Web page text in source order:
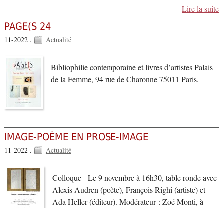
Lire la suite
PAGE(S 24
11-2022 . Actualité
Bibliophilie contemporaine et livres d’artistes Palais
de la Femme, 94 rue de Charonne 75011 Paris.
IMAGE-POÈME EN PROSE-IMAGE
11-2022 . Actualité
Colloque Le 9 novembre à 16h30, table ronde avec
Alexis Audren (poète), François Righi (artiste) et
Ada Heller (éditeur). Modérateur : Zoé Monti, à